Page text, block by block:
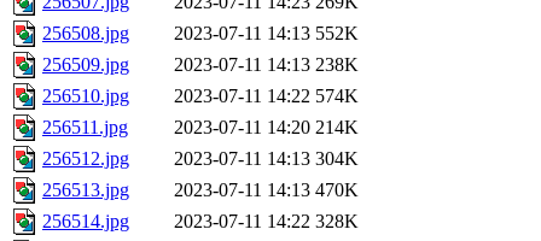
256508.jpg
2023-07-11 14:13 552K
256509.jpg
2023-07-11 14:13 238K
256510.jpg
2023-07-11 14:22 574K
256511.jpg
2023-07-11 14:20 214K
256512.jpg
2023-07-11 14:13 304K
256513.jpg
2023-07-11 14:13 470K
256514.jpg
2023-07-11 14:22 328K